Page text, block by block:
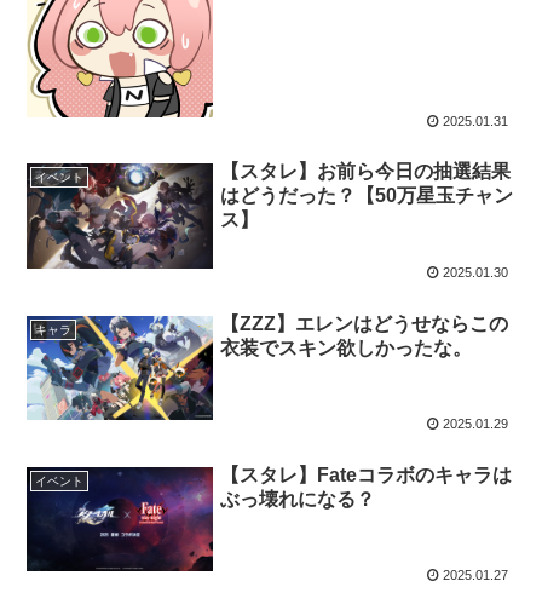
2025.01.31
イベント
【スタレ】お前ら今日の抽選結果
はどうだった？【50万星玉チャン
ス】
2025.01.30
キャラ
【ZZZ】エレンはどうせならこの
衣装でスキン欲しかったな。
2025.01.29
イベント
【スタレ】Fateコラボのキャラは
ぶっ壊れになる？
2025.01.27